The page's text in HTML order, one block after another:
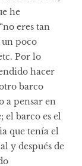
he
eres tan
un poco
Por lo
hacer
barco
a pensar en
el barco es el
que tenía el
y después de